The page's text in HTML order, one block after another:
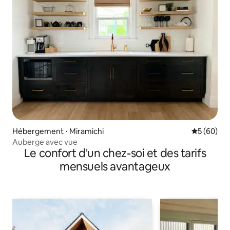
Hébergement ⋅ Miramichi
5 (60)
Auberge avec vue
Le confort d'un chez-soi et des tarifs
mensuels avantageux